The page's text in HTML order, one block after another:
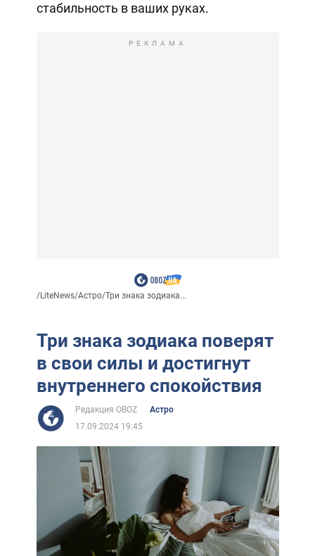
стабильность в ваших руках.
РЕКЛАМА
/LiteNews/Астро/Три знака зодиака...
Три знака зодиака поверят
в свои силы и достигнут
внутреннего спокойствия
Редакция OBOZ
Астро
17.09.2024 19:45